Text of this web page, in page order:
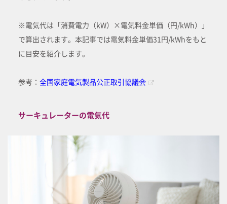
※電気代は「消費電力（kW）×電気料金単価（円/kWh）」
で算出されます。本記事では電気料金単価31円/kWhをもと
に目安を紹介します。
参考： 全国家庭電気製品公正取引協議会
サーキュレーターの電気代